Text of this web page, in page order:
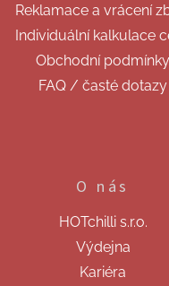
Reklamace a vrácení
Individuální kalkulace
Obchodní podmínky
FAQ / časté dotazy
O nás
HOTchilli s.r.o.
Výdejna
Kariéra